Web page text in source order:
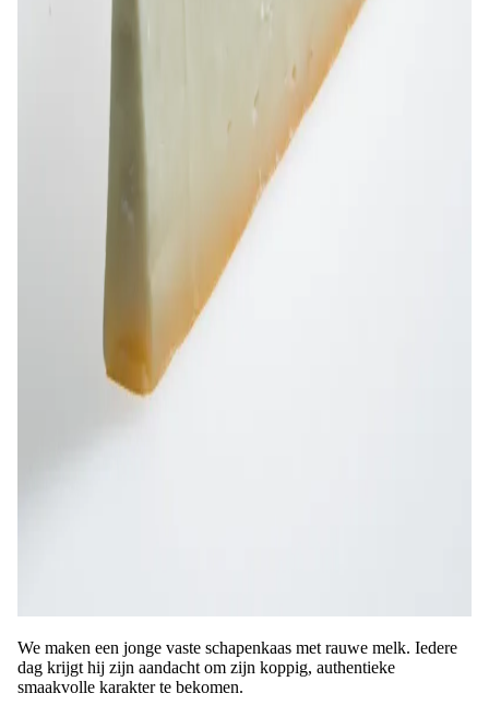
We maken een jonge vaste schapenkaas met rauwe melk. Iedere
dag krijgt hij zijn aandacht om zijn koppig, authentieke
smaakvolle karakter te bekomen.